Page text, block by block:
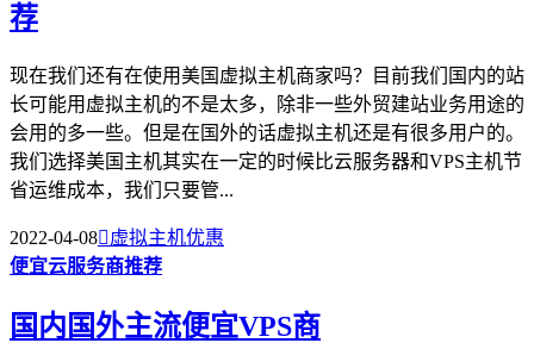
荐
现在我们还有在使用美国虚拟主机商家吗？目前我们国内的站
长可能用虚拟主机的不是太多，除非一些外贸建站业务用途的
会用的多一些。但是在国外的话虚拟主机还是有很多用户的。
我们选择美国主机其实在一定的时候比云服务器和VPS主机节
省运维成本，我们只要管...
2022-04-08虚拟主机优惠
便宜云服务商推荐
国内国外主流便宜VPS商